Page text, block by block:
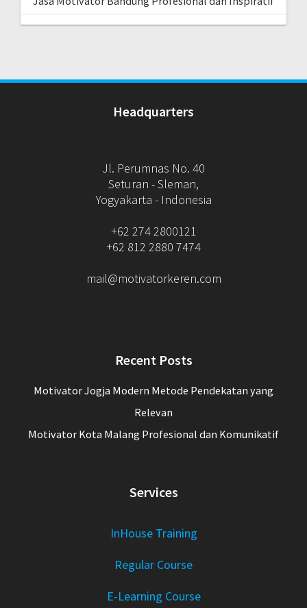
Headquarters
Jl. Perumnas No. 40
Seturan - Sleman,
Yogyakarta - Indonesia
+62 274 2800121
+62 812 2880 7474
mail@motivatorkeren.com
Recent Posts
Motivator Jogja Modern Metode Pendekatan yang
Relevan
Motivator Kota Malang Profesional dan Komunikatif
Services
InHouse Training
Regular Course
E-Learning Course